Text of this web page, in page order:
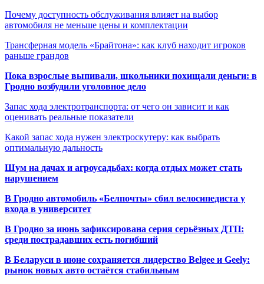
Почему доступность обслуживания влияет на выбор
автомобиля не меньше цены и комплектации
Трансферная модель «Брайтона»: как клуб находит игроков
раньше грандов
Пока взрослые выпивали, школьники похищали деньги: в
Гродно возбудили уголовное дело
Запас хода электротранспорта: от чего он зависит и как
оценивать реальные показатели
Какой запас хода нужен электроскутеру: как выбрать
оптимальную дальность
Шум на дачах и агроусадьбах: когда отдых может стать
нарушением
В Гродно автомобиль «Белпочты» сбил велосипедиста у
входа в университет
В Гродно за июнь зафиксирована серия серьёзных ДТП:
среди пострадавших есть погибший
В Беларуси в июне сохраняется лидерство Belgee и Geely:
рынок новых авто остаётся стабильным